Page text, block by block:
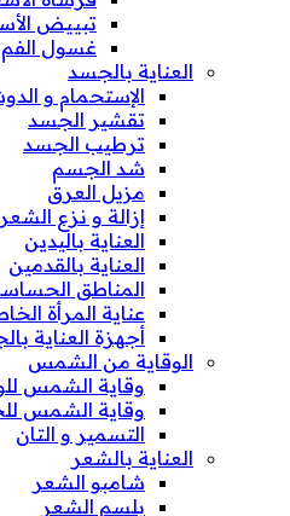
تبييض
غسول الفم
العناية بالجسد
الإستحمام و
تقشير الجسد
ترطيب الجسد
شد الجسم
مزيل العرق
إزالة و نزع الشعر
العناية باليدين
العناية بالقدمين
المناطق
عناية المرأة
أجهزة العناية
الوقاية من الشمس
وقاية الشمس
وقاية الشمس
التسمير و التان
العناية بالشعر
شامبو الشعر
بلسم الشعر